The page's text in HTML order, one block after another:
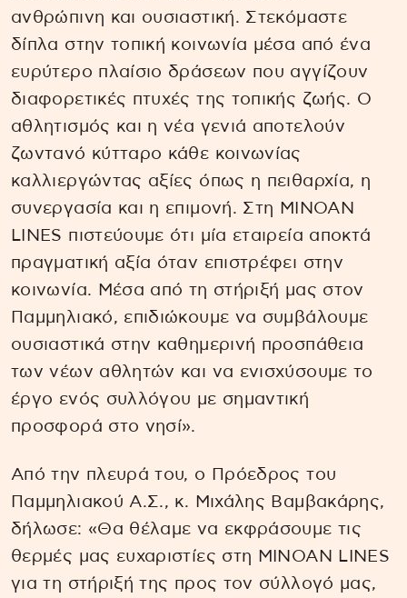
ανθρώπινη και ουσιαστική. Στεκόμαστε
δίπλα στην τοπική κοινωνία μέσα από ένα
ευρύτερο πλαίσιο δράσεων που αγγίζουν
διαφορετικές πτυχές της τοπικής ζωής. Ο
αθλητισμός και η νέα γενιά αποτελούν
ζωντανό κύτταρο κάθε κοινωνίας
καλλιεργώντας αξίες όπως η πειθαρχία, η
συνεργασία και η επιμονή. Στη ΜΙΝΟΑΝ
LINES πιστεύουμε ότι μία εταιρεία αποκτά
πραγματική αξία όταν επιστρέφει στην
κοινωνία. Μέσα από τη στήριξή μας στον
Παμμηλιακό, επιδιώκουμε να συμβάλουμε
ουσιαστικά στην καθημερινή προσπάθεια
των νέων αθλητών και να ενισχύσουμε το
έργο ενός συλλόγου με σημαντική
προσφορά στο νησί».
Από την πλευρά του, ο Πρόεδρος του
Παμμηλιακού Α.Σ., κ. Μιχάλης Βαμβακάρης,
δήλωσε: «Θα θέλαμε να εκφράσουμε τις
θερμές μας ευχαριστίες στη MINOAN LINES
για τη στήριξή της προς τον σύλλογό μας,